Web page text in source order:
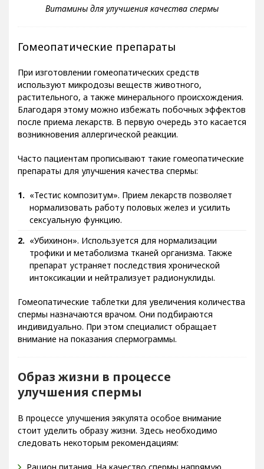
Гомеопатические препараты
При изготовлении гомеопатических средств
используют микродозы веществ животного,
растительного, а также минерального происхождения.
Благодаря этому можно избежать побочных эффектов
после приема лекарств. В первую очередь это касается
возникновения аллергической реакции.
Часто пациентам прописывают такие гомеопатические
препараты для улучшения качества спермы:
«Тестис композитум». Прием лекарств позволяет
нормализовать работу половых желез и усилить
сексуальную функцию.
«Убихинон». Используется для нормализации
трофики и метаболизма тканей организма. Также
препарат устраняет последствия хронической
интоксикации и нейтрализует радионуклиды.
Гомеопатические таблетки для увеличения количества
спермы назначаются врачом. Они подбираются
индивидуально. При этом специалист обращает
внимание на показания спермограммы.
Образ жизни в процессе
улучшения спермы
В процессе улучшения эякулята особое внимание
стоит уделить образу жизни. Здесь необходимо
следовать некоторым рекомендациям: